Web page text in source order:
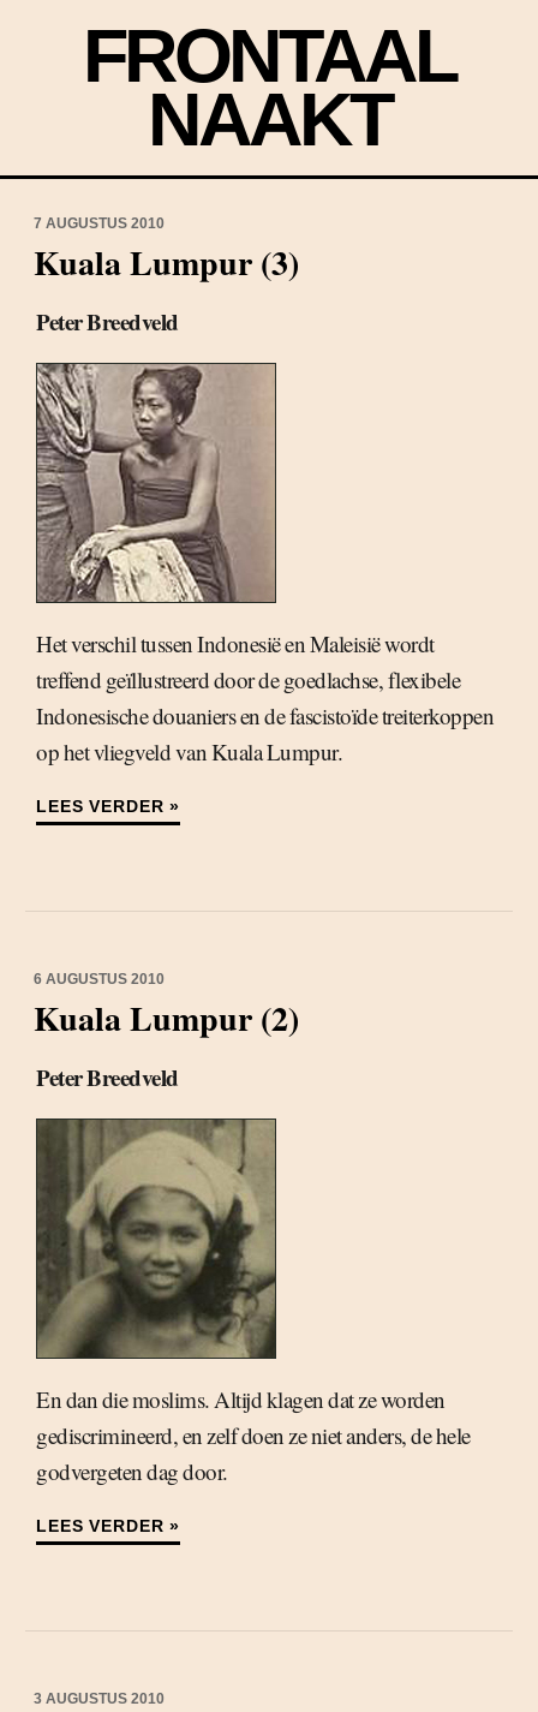
FRONTAAL
NAAKT
7 AUGUSTUS 2010
Kuala Lumpur (3)
Peter Breedveld
Het verschil tussen Indonesië en Maleisië wordt
treffend geïllustreerd door de goedlachse, flexibele
Indonesische douaniers en de fascistoïde treiterkoppen
op het vliegveld van Kuala Lumpur.
LEES VERDER »
6 AUGUSTUS 2010
Kuala Lumpur (2)
Peter Breedveld
En dan die moslims. Altijd klagen dat ze worden
gediscrimineerd, en zelf doen ze niet anders, de hele
godvergeten dag door.
LEES VERDER »
3 AUGUSTUS 2010